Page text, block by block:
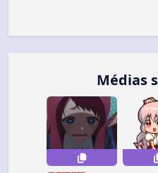
Médias